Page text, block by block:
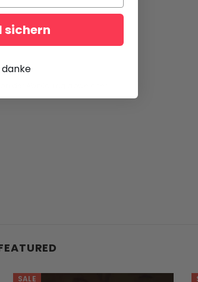
der Abbildung abweichen.
SALE
sichern
danke